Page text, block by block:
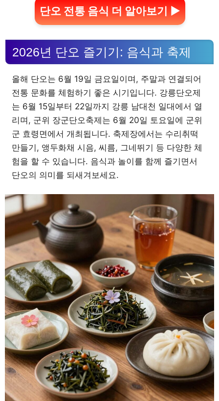
단오 전통 음식 더 알아보기 ▶
2026년 단오 즐기기: 음식과 축제
올해 단오는 6월 19일 금요일이며, 주말과 연결되어
전통 문화를 체험하기 좋은 시기입니다. 강릉단오제
는 6월 15일부터 22일까지 강릉 남대천 일대에서 열
리며, 군위 장군단오축제는 6월 20일 토요일에 군위
군 효령면에서 개최됩니다. 축제장에서는 수리취떡
만들기, 앵두화채 시음, 씨름, 그네뛰기 등 다양한 체
험을 할 수 있습니다. 음식과 놀이를 함께 즐기면서
단오의 의미를 되새겨보세요.